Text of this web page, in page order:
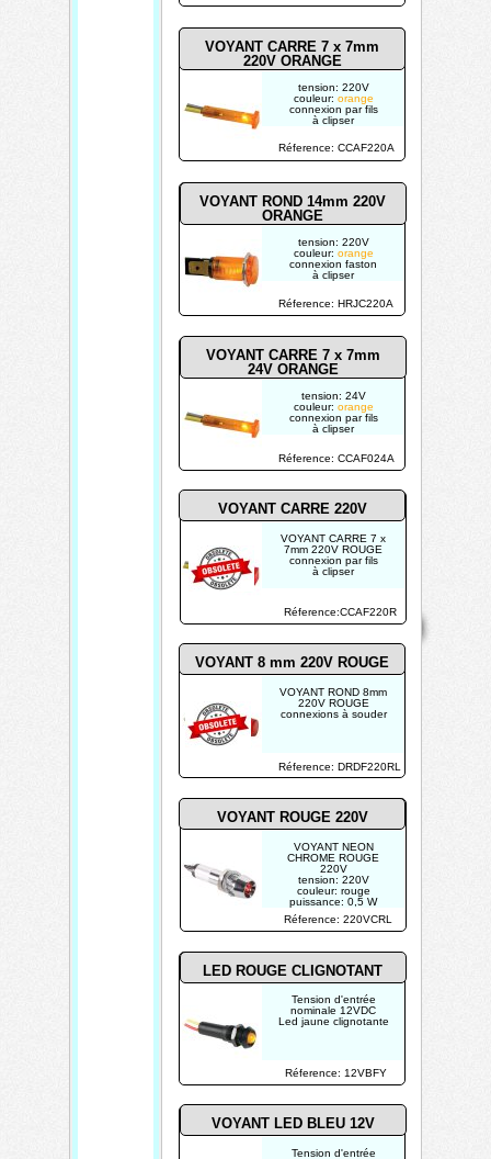
Copyright 2026
05/08/2026
Créé par
TECHTRONIK
Contact
Home
Réference: CCAF220A
Réference: CCAF024A
Réference: HRJC220A
VOYANT CARRE 7 x 7mm
220V ORANGE
VOYANT CARRE 7 x 7mm
24V ORANGE
VOYANT ROND 14mm 220V
ORANGE
tension: 220V
couleur: orange
connexion par fils
à clipser
tension: 24V
couleur: orange
connexion par fils
à clipser
tension: 220V
couleur: orange
connexion faston
à clipser
VOYANT CARRE 220V
VOYANT 8 mm 220V ROUGE
VOYANT CARRE 7 x
7mm 220V ROUGE
connexion par fils
à clipser
VOYANT ROND 8mm
220V ROUGE
connexions à souder
Réference:CCAF220R
Réference: DRDF220RL
Réference: 220VCRL
VOYANT NEON
CHROME ROUGE
220V
tension: 220V
couleur: rouge
puissance: 0,5 W
VOYANT ROUGE 220V
Réference: 12VBFY
Tension d'entrée
nominale 12VDC
Led jaune clignotante
LED ROUGE CLIGNOTANT
VOYANT LED BLEU 12V
Tension d'entrée